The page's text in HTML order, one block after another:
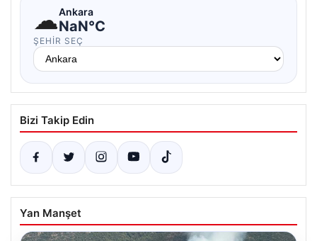
☁Ankara
NaN°C
ŞEHIR SEÇ
Bizi Takip Edin
Yan Manşet